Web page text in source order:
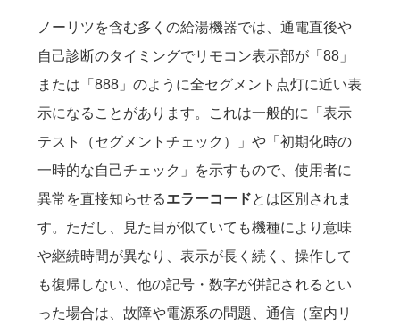
ノーリツを含む多くの給湯機器では、通電直後や
自己診断のタイミングでリモコン表示部が「88」
または「888」のように全セグメント点灯に近い表
示になることがあります。これは一般的に「表示
テスト（セグメントチェック）」や「初期化時の
一時的な自己チェック」を示すもので、使用者に
異常を直接知らせるエラーコードとは区別されま
す。ただし、見た目が似ていても機種により意味
や継続時間が異なり、表示が長く続く、操作して
も復帰しない、他の記号・数字が併記されるとい
った場合は、故障や電源系の問題、通信（室内リ